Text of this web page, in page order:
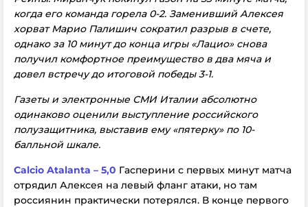
когда его команда горела 0-2. Заменивший Алексея
хорват Марио Палишич сократил разрыв в счете,
однако за 10 минут до конца игры «Лацио» снова
получил комфортное преимущество в два мяча и
довел встречу до итоговой победы 3-1.
Газеты и электронные СМИ Италии абсолютно
одинаково оценили выступление российского
полузащитника, выставив ему «пятерку» по 10-
балльной шкале.
Calcio Atalanta – 5,0 Гасперини с первых минут матча
отрядил Алексея на левый фланг атаки, но там
россиянин практически потерялся. В конце первого